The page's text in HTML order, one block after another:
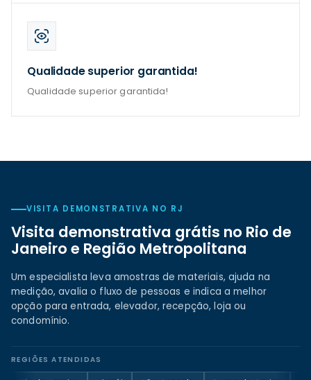
Qualidade superior garantida!
Qualidade superior garantida!
VISITA DEMONSTRATIVA NO RJ
Visita demonstrativa grátis no Rio de
Janeiro e Região Metropolitana
Um especialista leva amostras de materiais, ajuda na
medição, avalia o fluxo de pessoas e indica a melhor
opção para entrada, elevador, recepção, loja ou
condomínio.
REGIÕES ATENDIDAS